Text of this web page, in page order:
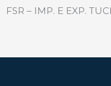
FSR – IMP. E EXP.